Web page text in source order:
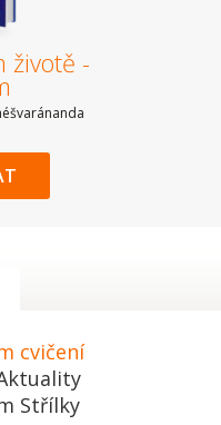
životě -
cvičení
Střílky